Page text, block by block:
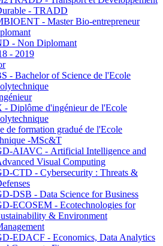
- TRADD
- Master Bio-entrepreneur
- Non Diplomant
- 2019
- Bachelor of Science de l'Ecole
- Diplôme d'ingénieur de l'Ecole
de formation gradué de l'Ecole
-MSc&T
AIAVC - Artificial Intelligence and
Visual Computing
CTD - Cybersecurity : Threats &
DSB - Data Science for Business
ECOSEM - Ecotechnologies for
& Environment
EDACF - Economics, Data Analytics